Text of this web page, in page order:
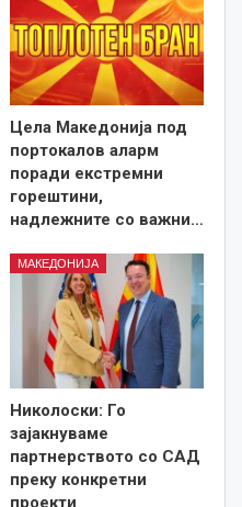
Цела Македонија под
портокалов аларм
поради екстремни
горештини,
надлежните со важни…
МАКЕДОНИЈА
Николоски: Го
зајакнуваме
партнерството со САД
преку конкретни